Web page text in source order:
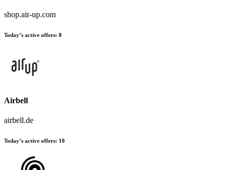
shop.air-up.com
Today’s active offers: 8
Airbell
airbell.de
Today’s active offers: 10